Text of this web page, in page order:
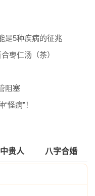
是5种疾病的征兆
枣仁汤（茶）
阻塞
怪病”！
贵人 八字合婚